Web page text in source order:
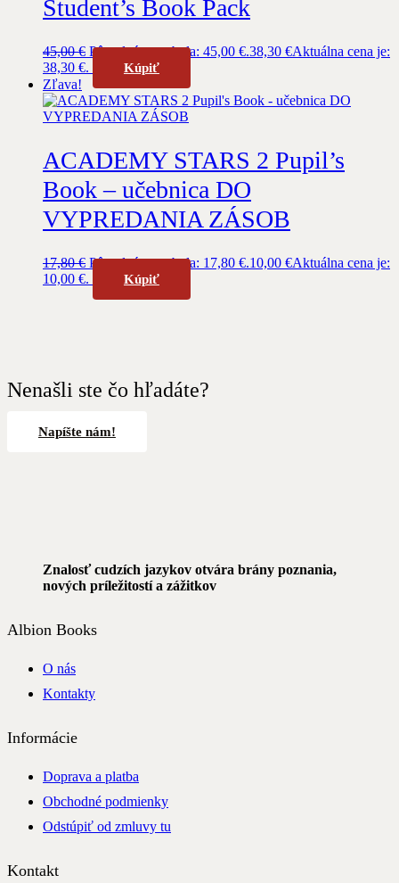
Student’s Book Pack
45,00€ Pôvodná cena bola: 45,00 €.38,30 €Aktuálna cena je:
38,30 €.
Kúpiť
Zľava!
ACADEMY STARS 2 Pupil’s
Book – učebnica DO
VYPREDANIA ZÁSOB
17,80€ Pôvodná cena bola: 17,80 €.10,00 €Aktuálna cena je:
10,00 €.
Kúpiť
Nenašli ste čo hľadáte?
Napíšte nám!
Znalosť cudzích jazykov otvára brány poznania,
nových príležitostí a zážitkov
Albion Books
O nás
Kontakty
Informácie
Doprava a platba
Obchodné podmienky
Odstúpiť od zmluvy tu
Kontakt